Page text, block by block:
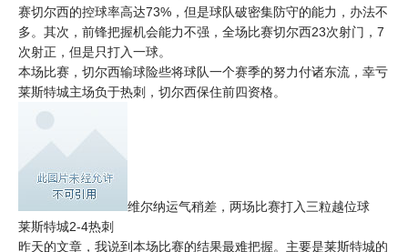
赛切尔西的控球率高达73%，但是球队破密集防守的能力，办法不
多。其次，前锋把握机会能力不强，全场比赛切尔西23次射门，7
次射正，但是只打入一球。
本场比赛，切尔西输球险些将球队一个赛季的努力付诸东流，幸亏
莱斯特城主场负于热刺，切尔西保住前四资格。
维尔纳运气稍差，两场比赛打入三粒越位球
莱斯特城2-4热刺
昨天的文章，我说到本场比赛的结果最难把握。主要是莱斯特城的